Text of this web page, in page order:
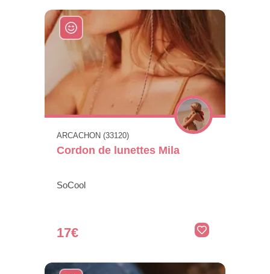
ARCACHON (33120)
Cordon de lunettes Mila
SoCool
17€